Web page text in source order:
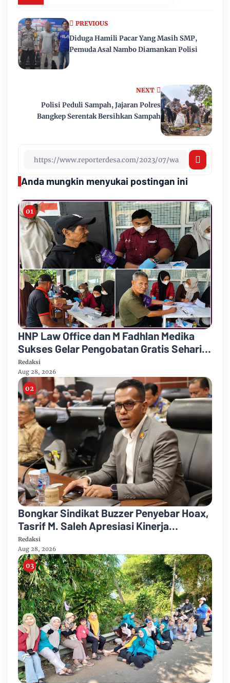
NEXT
Polisi Peduli Sampah, Jajaran Polres
Bangkep Serentak Bersihkan Sampah
PREVIOUS
Diduga Hamili Pacar Yang Masih SMP,
Pemuda Asal Nambo Diamankan Polisi
Anda mungkin menyukai postingan ini
HNP Law Office dan M Fadhlan Medika
Sukses Gelar Pengobatan Gratis Sehari
Penuh
Redaksi
Aug 28, 2026
Bongkar Sindikat Buzzer Penyebar Hoax,
Tasrif M. Saleh Apresiasi Kinerja
Ditreskrimum Polda Metro Jaya
Redaksi
Aug 28, 2026